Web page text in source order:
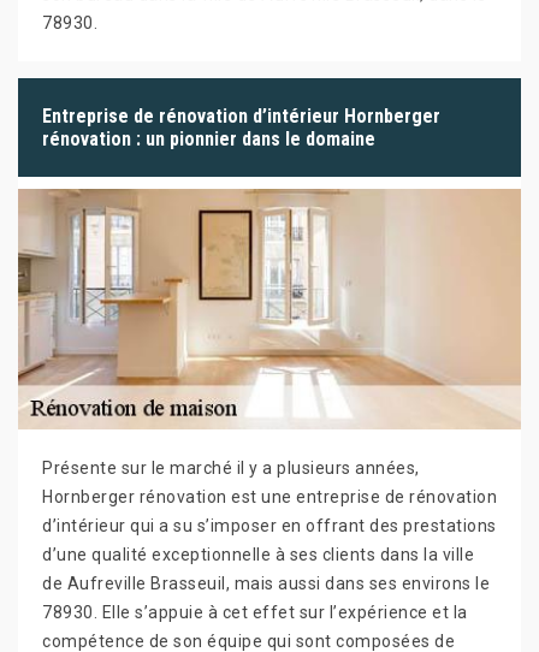
78930.
Entreprise de rénovation d’intérieur Hornberger
rénovation : un pionnier dans le domaine
Présente sur le marché il y a plusieurs années,
Hornberger rénovation est une entreprise de rénovation
d’intérieur qui a su s’imposer en offrant des prestations
d’une qualité exceptionnelle à ses clients dans la ville
de Aufreville Brasseuil, mais aussi dans ses environs le
78930. Elle s’appuie à cet effet sur l’expérience et la
compétence de son équipe qui sont composées de